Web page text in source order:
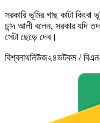
সরকারি ভূমির গাছ কাটা
চান্দ আলী বলেন, সরকার যদি
সেটা ছেড়ে দেব।
বিশ্বনাথনিউজ২৪ডটকম /